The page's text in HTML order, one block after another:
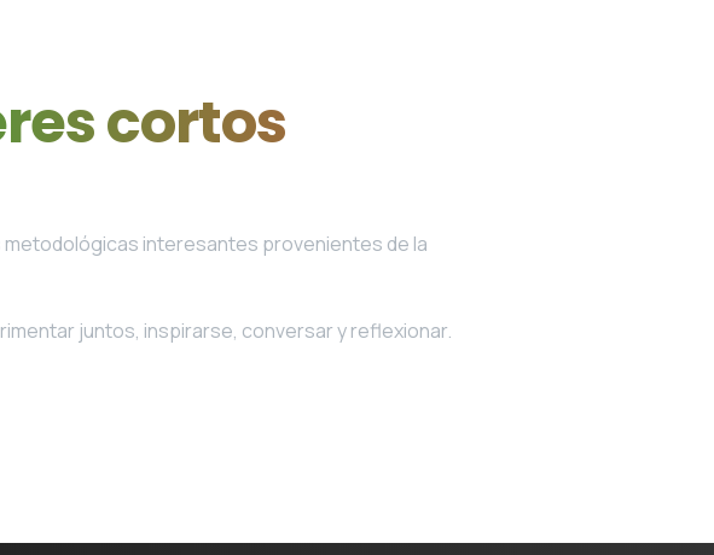
cortos
interesantes provenientes de la
juntos, inspirarse, conversar y reflexionar.